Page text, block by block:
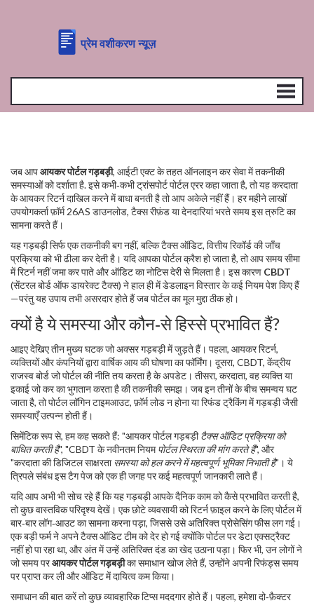
जब आपआयकर पोर्टल गड़बड़ी, आईटी एक्ट के तहत ऑनलाइन कर सेवा में तकनीकी
समस्याओं को दर्शाता है. इसे कभी‑कभीट्रांसपोर्ट पोर्टल एररकहा जाता है, तो यहकरदाता
के आयकर रिटर्न दाखिल करने में बाधा बनती हैतो आप अकेले नहीं हैं। हर महीने लाखों
उपयोगकर्ता फ़ॉर्म 26AS डाउनलोड, टैक्स रीफ़ंड या देनदारियां भरते समय इस त्रुटि का
सामना करते हैं।
यह गड़बड़ी सिर्फ एक तकनीकी बग नहीं, बल्किटैक्स ऑडिट, वित्तीय रिकॉर्ड की जाँच
प्रक्रियाको भी ढीला कर देती है। यदि आपका पोर्टल क्रैश हो जाता है, तो आप समय सीमा
में रिटर्न नहीं जमा कर पाते और ऑडिट का नोटिस देरी से मिलता है। इस कारण CBDT
(सेंटरल बोर्ड ऑफ डायरेक्ट टैक्स) ने हाल ही में डेडलाइन विस्तार के कई नियम पेश किए हैं
—परंतु यह उपाय तभी असरदार होते हैं जब पोर्टल का मूल मुद्दा ठीक हो।
क्यों है ये समस्या और कौन‑से हिस्से प्रभावित हैं?
आइए देखिए तीन मुख्य घटक जो अक्सर गड़बड़ी में जुड़ते हैं। पहला, आयकर रिटर्न,
व्यक्तियों और कंपनियों द्वारा वार्षिक आय की घोषणाका फॉर्मिंग। दूसरा, CBDT, केंद्रीय
राजस्व बोर्ड जो पोर्टल की नीति तय करता हैके अपडेट। तीसरा, करदाता, वह व्यक्ति या
इकाई जो कर का भुगतान करता हैकी तकनीकी समझ। जब इन तीनों के बीच समन्वय घट
जाता है, तो पोर्टल लॉगिन टाइमआउट, फ़ॉर्म लोड न होना या रिफंड ट्रैकिंग में गड़बड़ी जैसी
समस्याएँ उत्पन्न होती हैं।
सिमेंटिक रूप से, हम कह सकते हैं: "आयकर पोर्टल गड़बड़ीटैक्स ऑडिट प्रक्रिया को
बाधित करती है", "CBDT के नवीनतम नियमपोर्टल स्थिरता की मांग करते हैं", और
"करदाता की डिजिटल साक्षरता समस्या को हल करने में महत्वपूर्ण भूमिका निभाती है"। ये
त्रिपले संबंध इस टैग पेज को एक ही जगह पर कई महत्वपूर्ण जानकारी लाते हैं।
यदि आप अभी भी सोच रहे हैं कि यह गड़बड़ी आपके दैनिक काम को कैसे प्रभावित करती है,
तो कुछ वास्तविक परिदृश्य देखें। एक छोटे व्यवसायी को रिटर्न फ़ाइल करने के लिए पोर्टल में
बार‑बार लॉग‑आउट का सामना करना पड़ा, जिससे उसे अतिरिक्त प्रोसेसिंग फीस लग गई।
एक बड़ी फर्म ने अपने टैक्स ऑडिट टीम को देर हो गई क्योंकि पोर्टल पर डेटा एक्सट्रैक्ट
नहीं हो पा रहा था, और अंत में उन्हें अतिरिक्त दंड का खेद उठाना पड़ा। फिर भी, उन लोगों ने
जो समय परआयकर पोर्टल गड़बड़ीका समाधान खोज लेते हैं, उन्होंने अपनी रिफंड्स समय
पर प्राप्त कर ली और ऑडिट में दायित्व कम किया।
समाधान की बात करें तो कुछ व्यावहारिक टिप्स मददगार होते हैं। पहला, हमेशा दो‑फ़ैक्टर